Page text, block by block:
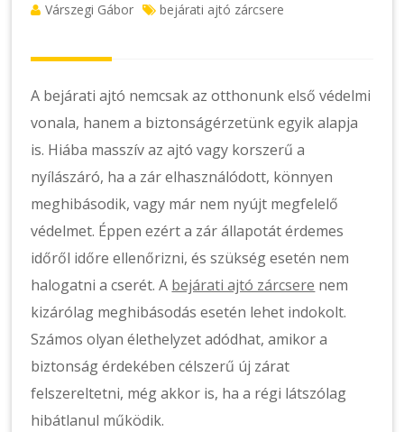
Várszegi Gábor bejárati ajtó zárcsere
A bejárati ajtó nemcsak az otthonunk első védelmi
vonala, hanem a biztonságérzetünk egyik alapja
is. Hiába masszív az ajtó vagy korszerű a
nyílászáró, ha a zár elhasználódott, könnyen
meghibásodik, vagy már nem nyújt megfelelő
védelmet. Éppen ezért a zár állapotát érdemes
időről időre ellenőrizni, és szükség esetén nem
halogatni a cserét. A bejárati ajtó zárcsere nem
kizárólag meghibásodás esetén lehet indokolt.
Számos olyan élethelyzet adódhat, amikor a
biztonság érdekében célszerű új zárat
felszereltetni, még akkor is, ha a régi látszólag
hibátlanul működik.